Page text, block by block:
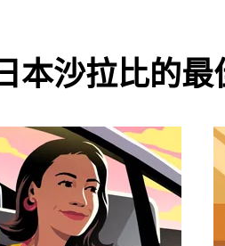
本沙拉比的最